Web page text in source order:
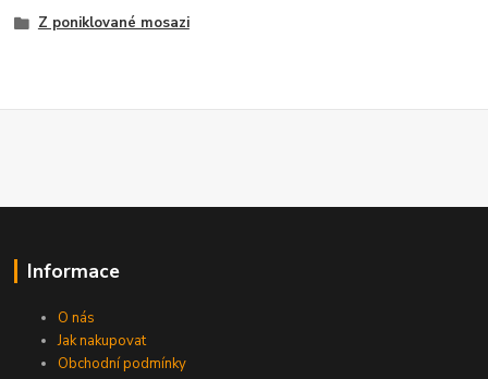
Z poniklované mosazi
Informace
O nás
Jak nakupovat
Obchodní podmínky